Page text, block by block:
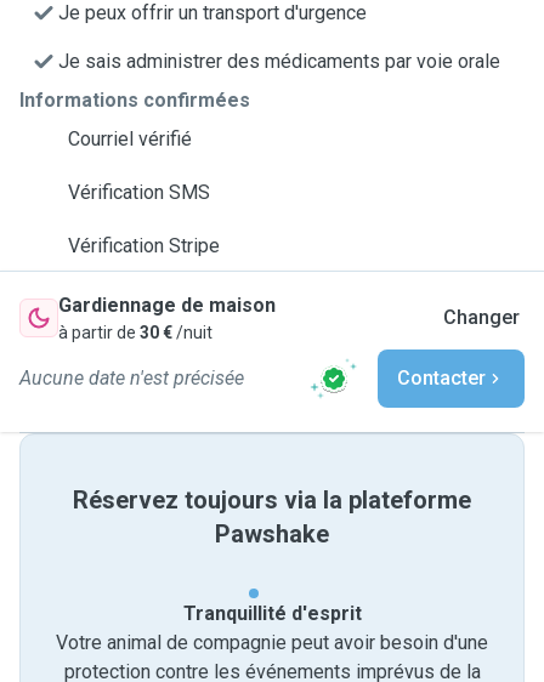
Je peux offrir un transport d'urgence
Je sais administrer des médicaments par voie orale
Informations confirmées
Courriel vérifié
Vérification SMS
Vérification Stripe
Gardiennage de maison
à partir de 30 €/nuit
Changer
Aucune date n'est précisée Contacter
Réservez toujours via la plateforme
Pawshake
Tranquillité d'esprit
Votre animal de compagnie peut avoir besoin d'une
protection contre les événements imprévus de la